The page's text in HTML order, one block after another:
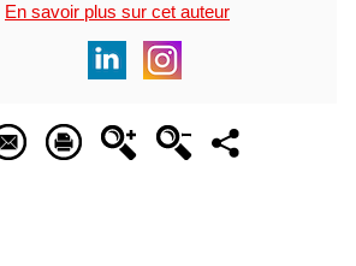
En savoir plus sur cet auteur